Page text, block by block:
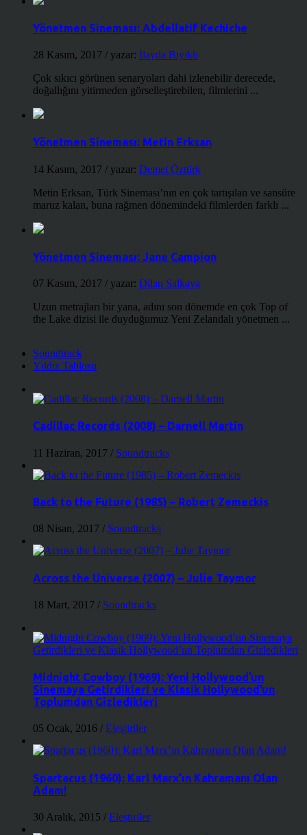
Yönetmen Sineması: Abdellatif Kechiche
28 Kasım, 2017 / yazar: İlayda Bıyıklı
Çok sıkıcı görünen senaryoları dahi izlenebilir derecede,
doğallığını yitirmeden görselleştirebilen, filmlerini ...
Yönetmen Sineması: Metin Erksan
14 Kasım, 2017 / yazar: Demet Öztürk
Metin Erksan, Türk Sineması’nın en çok tartışılan ve sansüre
maruz kalan, buna rağmen dönemindeki filmlerden farklı ...
Yönetmen Sineması: Jane Campion
07 Kasım, 2017 / yazar: Dilan Salkaya
Uzun metrajları bir yana, adını son dönemde en çok Top of
the Lake dizisi ile duyduğumuz Yeni Zelandalı yönetmen ...
Soundtrack
Yıldız Tablosu
Cadillac Records (2008) – Darnell Martin
11 Haziran, 2017 / Soundtracks
Back to the Future (1985) – Robert Zemeckis
08 Nisan, 2017 / Soundtracks
Across the Universe (2007) – Julie Taymor
18 Mart, 2017 / Soundtracks
Midnight Cowboy (1969): Yeni Hollywood’un
Sinemaya Getirdikleri ve Klasik Hollywood’un
Toplumdan Gizledikleri
05 Ocak, 2016 / Eleştiriler
Spartacus (1960): Karl Marx’ın Kahramanı Olan
Adam!
30 Aralık, 2015 / Eleştiriler